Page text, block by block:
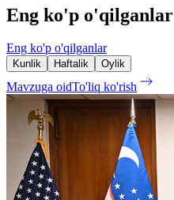
Eng ko'p o'qilganlar
Eng ko'p o'qilganlar
Kunlik Haftalik Oylik
Mavzuga oidTo'liq ko'rish